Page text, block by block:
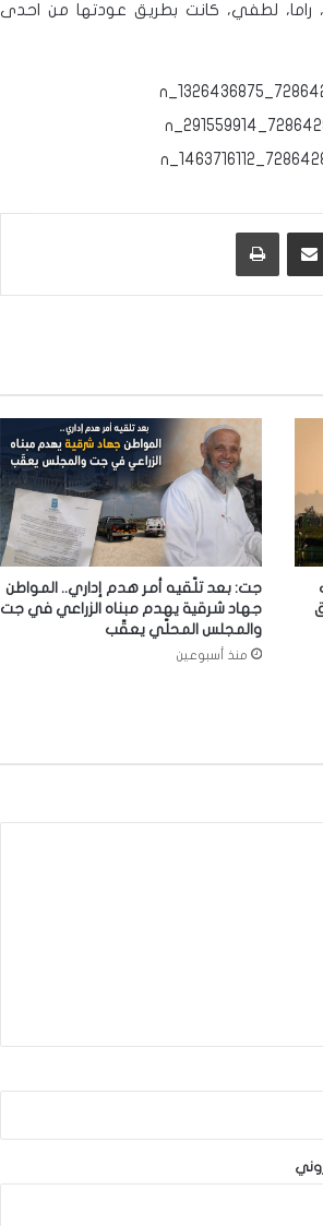
راما، لطفي، كانت بطريق عودتها من احدى
جت: بعد تلّقيه أمر هدم إداري.. المواطن
جهاد شرقية يهدم مبناه الزراعي في جت
والمجلس المحلّي يعقّب
منذ أسبوعين